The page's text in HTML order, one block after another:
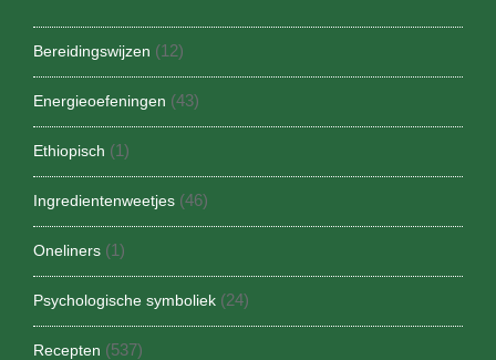
Bereidingswijzen (12)
Energieoefeningen (43)
Ethiopisch (1)
Ingredientenweetjes (46)
Oneliners (1)
Psychologische symboliek (24)
Recepten (537)